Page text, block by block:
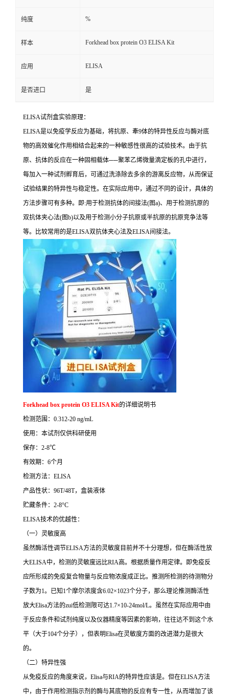
纯度 %
样本 Forkhead box protein O3 ELISA Kit
应用 ELISA
是否进口 是
ELISA试剂盒实验原理：
ELISA是以免疫学反应为基础，将抗原、牽9体的特异性反应与酶对底
物的高效催化作用相结合起来的一种敏感性很高的试验技术。由于抗
原、抗体的反应在一种固相载体──聚苯乙烯微量滴定板的孔中进行，
每加入一种试剂孵育后，可通过洗涤除去多余的游离反应物，从而保证
试验结果的特异性与稳定性。在实际应用中，通过不同的设计，具体的
方法步骤可有多种。即:用于检测抗体的间接法(图a)、用于检测抗原的
双抗体夹心法(图b)以及用于检测小分子抗原或半抗原的抗原竞争法等
等。比较常用的是ELISA双抗体夹心法及ELISA间接法。
Forkhead box protein O3 ELISA Kit的详细说明书
检测范围： 0.312-20 ng/mL
使用：本试剂仅供科研使用
保存： 2-8℃
有效期： 6个月
检测方法： ELISA
产品性状： 96T/48T，盒装液体
贮藏条件： 2-8°C
ELISA技术的优越性：
（一）灵敏度高
虽然酶活性调节ELISA方法的灵敏度目前并不十分理想，但在酶活性放
大ELISA中，检测的灵敏度远比RIA高。根据质量作用定律。即免疫反
应所形成的免疫复合物量与反应物浓度成正比。推测所检测的待测物分
子数为1。已知 1个摩尔浓度含6.02×1023个分子，那么理论推测酶活性
放大Elisa方法的zui低检测限可达1.7×10-24mol/L。虽然在实际应用中由
于反应条件和试剂纯度以及仪器精度等因素的影响，往往达不到这个水
平（大于104个分子），但表明Elisa在灵敏度方面的改进潜力是很大
的。
（二）特异性强
从免疫反应的角度来说， Elisa与RIA的特异性应该是。但在ELISA方法
中，由于作用检测指示剂的酶与其底物的反应有专一性，从而增加了该